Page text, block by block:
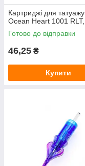
Картриджі для
Ocean Heart 1001
Готово до відправки
46,25 ₴
Купити